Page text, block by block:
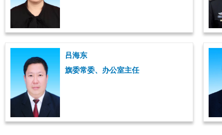
吕海东
旗委常委、办公室主任